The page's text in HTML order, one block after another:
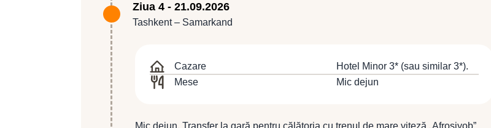
Ziua 4 - 21.09.2026
Tashkent – Samarkand
Cazare
Hotel Minor 3* (sau similar 3*).
Mese
Mic dejun
Mic dejun. Transfer la gară pentru călătoria cu trenul de mare viteză „Afrosiyob”